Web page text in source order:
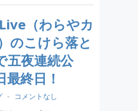
（わらやカ
のこけら落と
五夜連続公
終日！
- コメントなし